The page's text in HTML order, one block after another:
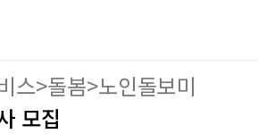
스>돌봄>노인돌보미
모집